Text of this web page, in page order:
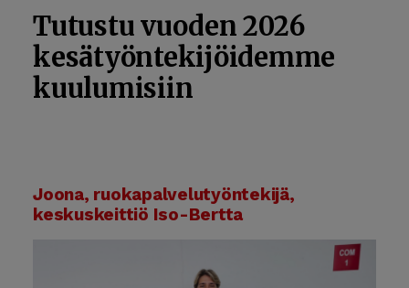
Tutustu vuoden 2026
kesätyöntekijöidemme
kuulumisiin
Joona, ruokapalvelutyöntekijä,
keskuskeittiö Iso-Bertta